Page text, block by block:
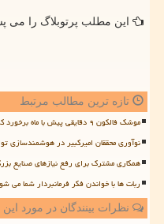
این مطلب پرتوبلاگ را می
تازه ترین مطالب مرتبط
موشک فالکون ۹ دقایقی پیش با ماه برخورد کرد
نوآوری محققان امیرکبیر در هوشمندسازی
همکاری مشترک برای رفع نیازهای صنایع
ربات ها با خواندن فکر فرمانبردار شما می
نظرات بینندگان در مورد